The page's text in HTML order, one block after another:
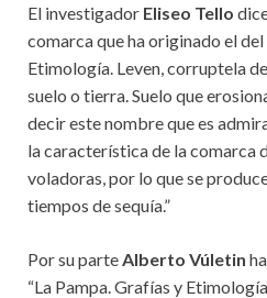
El investigador Eliseo Tello
comarca que ha originado el
Etimología. Leven, corruptela
suelo o tierra. Suelo que
decir este nombre que es
la característica de la comarca
voladoras, por lo que se
tiempos de sequía.”
Por su parteAlberto Vúletin
“La Pampa. Grafías y